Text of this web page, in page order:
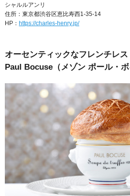
シャルルアンリ
住所：東京都渋谷区恵比寿西1-35-14
HP： https://charles-henry.jp/
オーセンティックなフレンチレ
Paul Bocuse（メゾン ポール・ボ